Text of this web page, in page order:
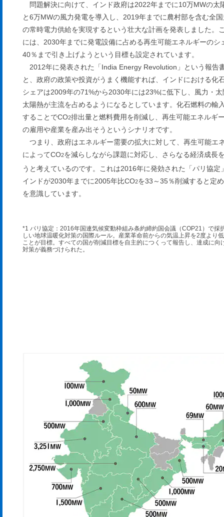
問題解決に向けて、インド政府は2022年までに10万MWの太
と6万MWの風力発電を導入し、2019年までに農村部を含む全
の常時電力供給を実現するという壮大な計画を発表しました。
には、2030年までに発電設備に占める再生可能エネルギーのシ
40％まで引き上げようという目標も設定されています。
2012年に発表された「India Energy Revolution」という報告
と、政府の政策や投資がうまく機能すれば、インドにおける化
シェアは2009年の71%から2030年には23%に低下し、風力・
太陽熱が主流を占めるようになるとしています。化石燃料の輸
することでCO2排出量と燃料費用を削減し、再生可能エネルギ
の雇用や産業を産み出そうというシナリオです。
つまり、政府はエネルギー需要の拡大に対して、再生可能エ
によってCO2を減らしながら課題に対応し、さらなる経済成長
うと考えているのです。これは2016年に発効された「パリ協定
インドが2030年までに2005年比CO2を33～35％削減すると定
を意識しています。
*1 パリ協定：2016年国連気候変動枠組み条約締約国会議（COP21）で採
しい地球温暖化対策の国際ルール。産業革命前からの気温上昇を2度より
ことが目標。すべての国が削減目標を自主的につくって報告し、達成に向
対策が義務づけられた。